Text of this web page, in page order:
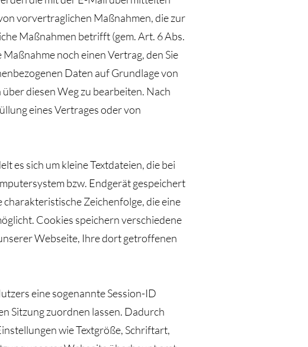
vorvertraglichen Maßnahmen, die zur
Maßnahmen betrifft (gem. Art. 6 Abs.
noch einen Vertrag, den Sie
Daten auf Grundlage von
diesen Weg zu bearbeiten. Nach
eines Vertrages oder von
es sich um kleine Textdateien, die bei
bzw. Endgerät gespeichert
Zeichenfolge, die eine
Cookies speichern verschiedene
Webseite, Ihre dort getroffenen
eine sogenannte Session-ID
Sitzung zuordnen lassen. Dadurch
wie Textgröße, Schriftart,